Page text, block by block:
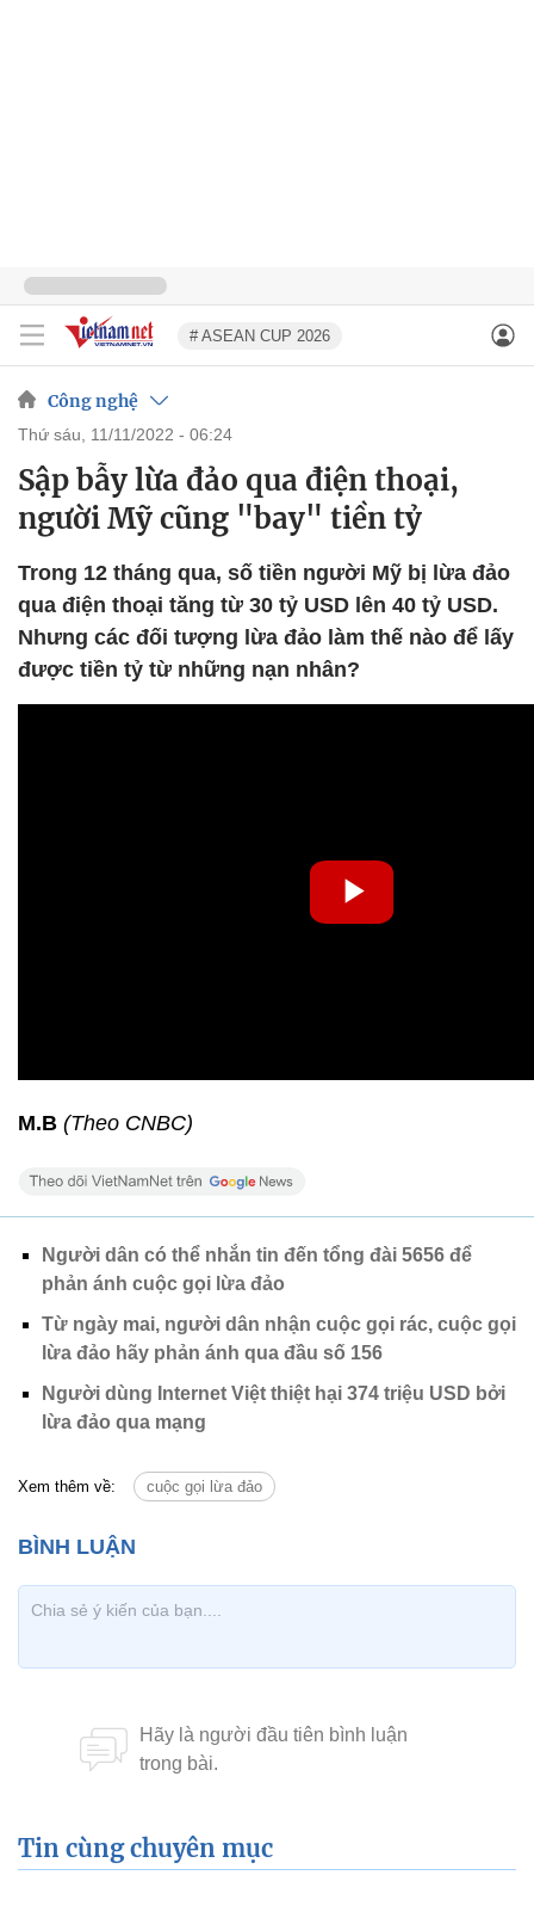
# ASEAN CUP 2026
Công nghệ
thứ sáu, 11/11/2022 - 06:24
Sập bẫy lừa đảo qua điện thoại,
người Mỹ cũng "bay" tiền tỷ
Trong 12 tháng qua, số tiền người Mỹ bị lừa đảo
qua điện thoại tăng từ 30 tỷ USD lên 40 tỷ USD.
Nhưng các đối tượng lừa đảo làm thế nào để lấy
được tiền tỷ từ những nạn nhân?
M.B (Theo CNBC)
Người dân có thể nhắn tin đến tổng đài 5656 để
phản ánh cuộc gọi lừa đảo
Từ ngày mai, người dân nhận cuộc gọi rác, cuộc gọi
lừa đảo hãy phản ánh qua đầu số 156
Người dùng Internet Việt thiệt hại 374 triệu USD bởi
lừa đảo qua mạng
Xem thêm về: cuộc gọi lừa đảo
Tin cùng chuyên mục